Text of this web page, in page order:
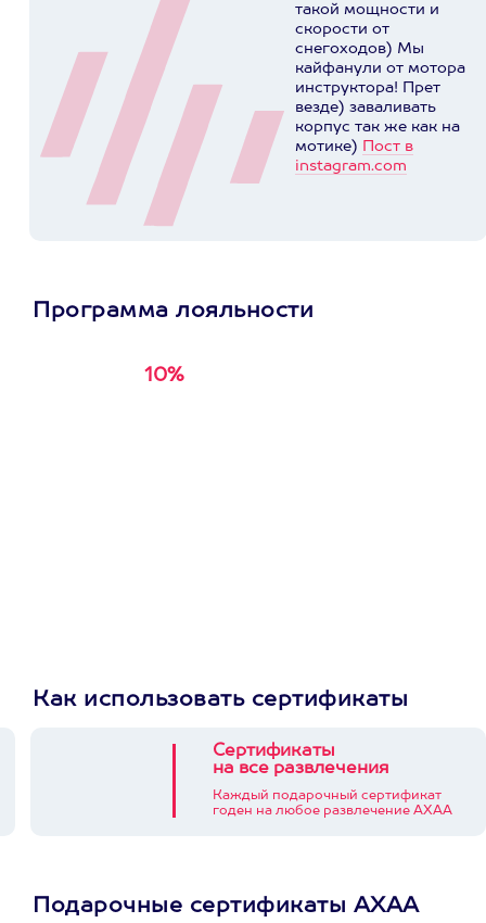
такой мощности и
скорости от
снегоходов) Мы
кайфанули от мотора
инструктора! Прет
везде) заваливать
корпус так же как на
мотике) Пост в
instagram.com
Программа лояльности
10%
Как использовать сертификаты
Сертификаты
на все развлечения
Каждый подарочный сертификат
годен на любое развлечение АХАА
Подарочные сертификаты АХАА